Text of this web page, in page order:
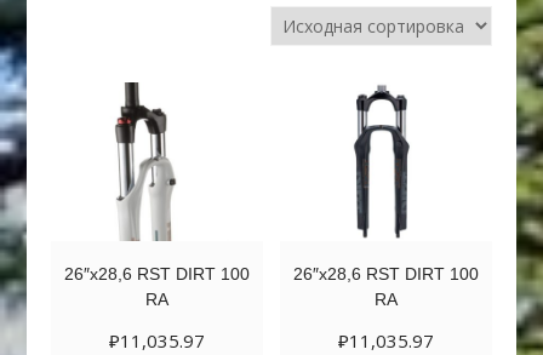
26″х28,6 RST DIRT 100
RA
₽11,035.97
26″х28,6 RST DIRT 100
RA
₽11,035.97